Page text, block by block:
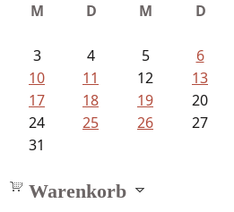
M D M D
3
4 5 6
10
11 12 13
17
18 19 20
24
25 26 27
31
Warenkorb